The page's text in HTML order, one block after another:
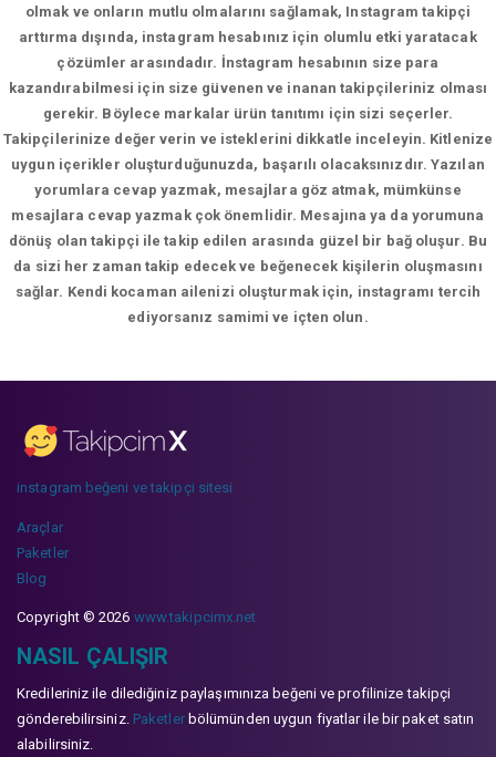
olmak ve onların mutlu olmalarını sağlamak, Instagram takipçi
arttırma dışında, instagram hesabınız için olumlu etki yaratacak
çözümler arasındadır. İnstagram hesabının size para
kazandırabilmesi için size güvenen ve inanan takipçileriniz olması
gerekir. Böylece markalar ürün tanıtımı için sizi seçerler.
Takipçilerinize değer verin ve isteklerini dikkatle inceleyin. Kitlenize
uygun içerikler oluşturduğunuzda, başarılı olacaksınızdır. Yazılan
yorumlara cevap yazmak, mesajlara göz atmak, mümkünse
mesajlara cevap yazmak çok önemlidir. Mesajına ya da yorumuna
dönüş olan takipçi ile takip edilen arasında güzel bir bağ oluşur. Bu
da sizi her zaman takip edecek ve beğenecek kişilerin oluşmasını
sağlar. Kendi kocaman ailenizi oluşturmak için, instagramı tercih
ediyorsanız samimi ve içten olun.
instagram beğeni ve takipçi sitesi
Araçlar
Paketler
Blog
Copyright © 2026 www.takipcimx.net
NASIL ÇALIŞIR
Kredileriniz ile dilediğiniz paylaşımınıza beğeni ve profilinize takipçi
gönderebilirsiniz. Paketlerbölümünden uygun fiyatlar ile bir paket satın
alabilirsiniz.